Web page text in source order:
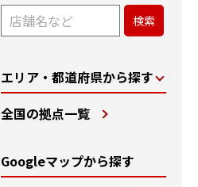
エリア・都道府県から探す
全国の拠点一覧
Googleマップから探す